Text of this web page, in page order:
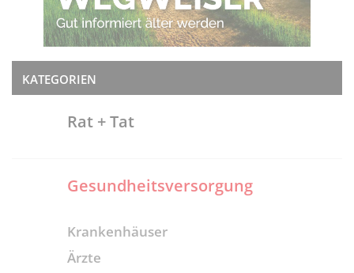
KATEGORIEN
Rat + Tat
Gesundheitsversorgung
Krankenhäuser
Ärzte